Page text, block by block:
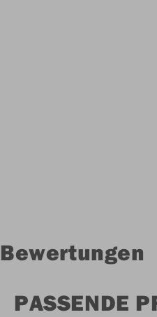
Bewertungen
PASSENDE